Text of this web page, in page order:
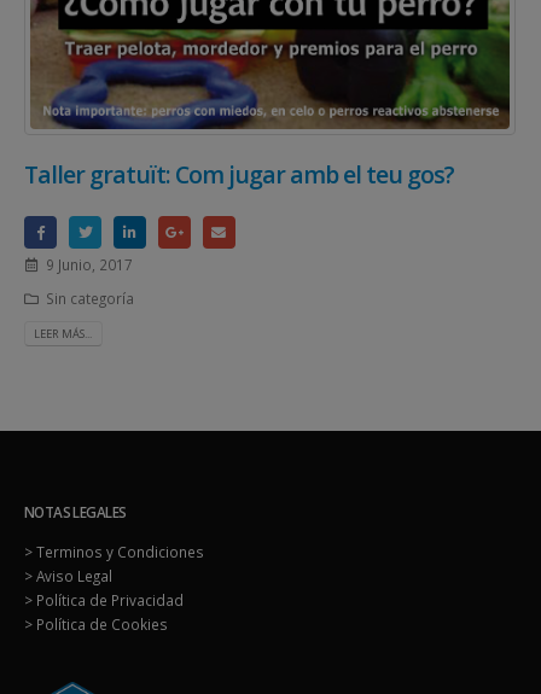
Taller gratuït: Com jugar amb el teu gos?
9 Junio, 2017
Sin categoría
LEER MÁS...
NOTAS LEGALES
> Terminos y Condiciones
> Aviso Legal
> Política de Privacidad
> Política de Cookies